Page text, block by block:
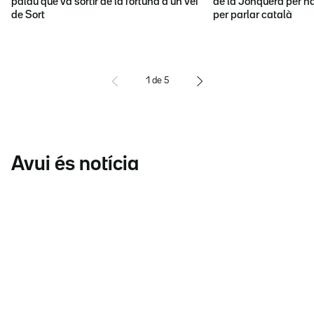
palau que va sortir de la fortuna d'un veí
de Sort
de la Jonquera per
per parlar català
1 de 5
Avui és notícia